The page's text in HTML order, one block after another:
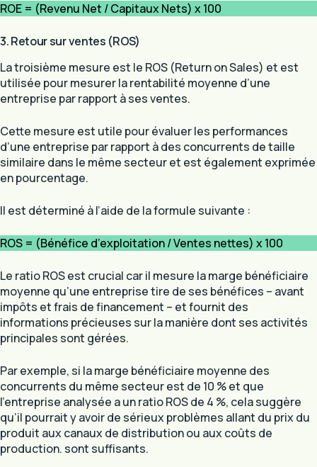
ROE = (Revenu Net / Capitaux Nets) x 100
3. Retour sur ventes (ROS)
La troisième mesure est le ROS (Return on Sales) et est
utilisée pour mesurer la rentabilité moyenne d’une
entreprise par rapport à ses ventes.
Cette mesure est utile pour évaluer les performances
d’une entreprise par rapport à des concurrents de taille
similaire dans le même secteur et est également exprimée
en pourcentage.
Il est déterminé à l’aide de la formule suivante :
ROS = (Bénéfice d’exploitation / Ventes nettes) x 100
Le ratio ROS est crucial car il mesure la marge bénéficiaire
moyenne qu’une entreprise tire de ses bénéfices – avant
impôts et frais de financement – et fournit des
informations précieuses sur la manière dont ses activités
principales sont gérées.
Par exemple, si la marge bénéficiaire moyenne des
concurrents du même secteur est de 10 % et que
l’entreprise analysée a un ratio ROS de 4 %, cela suggère
qu’il pourrait y avoir de sérieux problèmes allant du prix du
produit aux canaux de distribution ou aux coûts de
production. sont suffisants.